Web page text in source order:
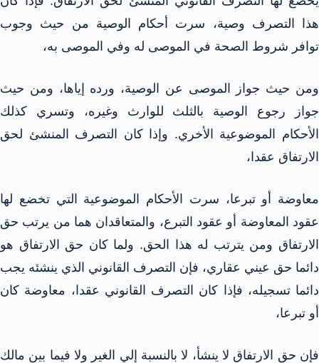
هذا التصرف وصية، سرت أحكام الوصية من حيث وجوب
توافر شروط الصحة في الموصى له وفي الموصى به،
ومن حيث جواز الموصى عن الوصية، ورده إياها، ومن حيث
جواز رجوع الوصية بالثلث للوارث وغيره، وتسري كذلك
الأحكام الموضوعية الأخري. وإذا كان التصرف المنشئ لحق
الارتفاق عقدا،
معاوضة أو تبرعا، سرت الأحكام الموضوعية التي تخضع لها
عقود المعاوضة أو عقود التبرع، والمتعاقدان هما من يرتب حق
الارتفاق ومن يترتب له هذا الحق. ولما كان حق الارتفاق هو
دائما حق عيني عقاري، فإن التصرف القانوني الذي ينشئه يجب
دائما تسجيله، فإذا كان التصرف القانوني عقدا، معاوضة كان
أو تبرعا،
فإن حق الارتفاق لا ينشأ، لا بالنسبة إلي الغير ولا فيما بين مالك